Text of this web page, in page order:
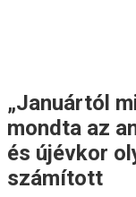
„Januártól
mondta az
és újévkor
számított